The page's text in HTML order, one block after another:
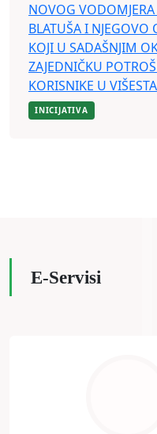
NOVOG
BLATUŠA I NJEGOVO
KOJI U SADAŠNJIM
ZAJEDNIČKU
KORISNIKE U
INICIJATIVA
E-Servisi